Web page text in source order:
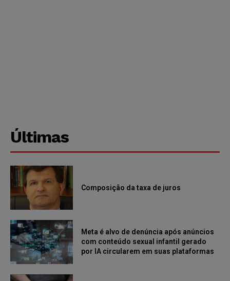
Últimas
Composição da taxa de juros
Meta é alvo de denúncia após anúncios
com conteúdo sexual infantil gerado
por IA circularem em suas plataformas